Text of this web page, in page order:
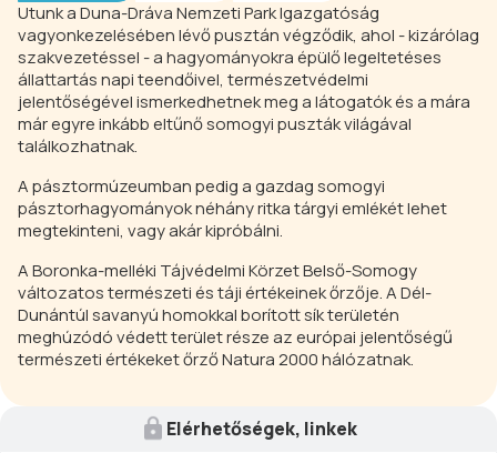
Utunk a Duna-Dráva Nemzeti Park Igazgatóság
vagyonkezelésében lévő pusztán végződik, ahol - kizárólag
szakvezetéssel - a hagyományokra épülő legeltetéses
állattartás napi teendőivel, természetvédelmi
jelentőségével ismerkedhetnek meg a látogatók és a mára
már egyre inkább eltűnő somogyi puszták világával
találkozhatnak.
A pásztormúzeumban pedig a gazdag somogyi
pásztorhagyományok néhány ritka tárgyi emlékét lehet
megtekinteni, vagy akár kipróbálni.
A Boronka-melléki Tájvédelmi Körzet Belső-Somogy
változatos természeti és táji értékeinek őrzője. A Dél-
Dunántúl savanyú homokkal borított sík területén
meghúzódó védett terület része az európai jelentőségű
természeti értékeket őrző Natura 2000 hálózatnak.
Elérhetőségek, linkek